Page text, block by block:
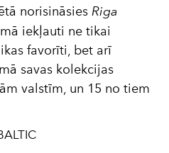
norisināsies Riga
iekļauti ne tikai
favorīti, bet arī
savas kolekcijas
valstīm, un 15 no tiem